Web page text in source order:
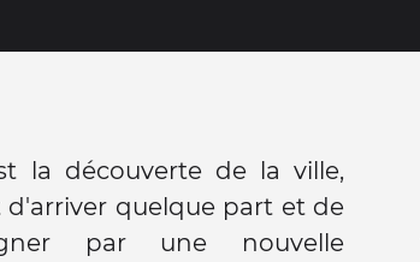
la découverte de la ville,
quelque part et de
par une nouvelle